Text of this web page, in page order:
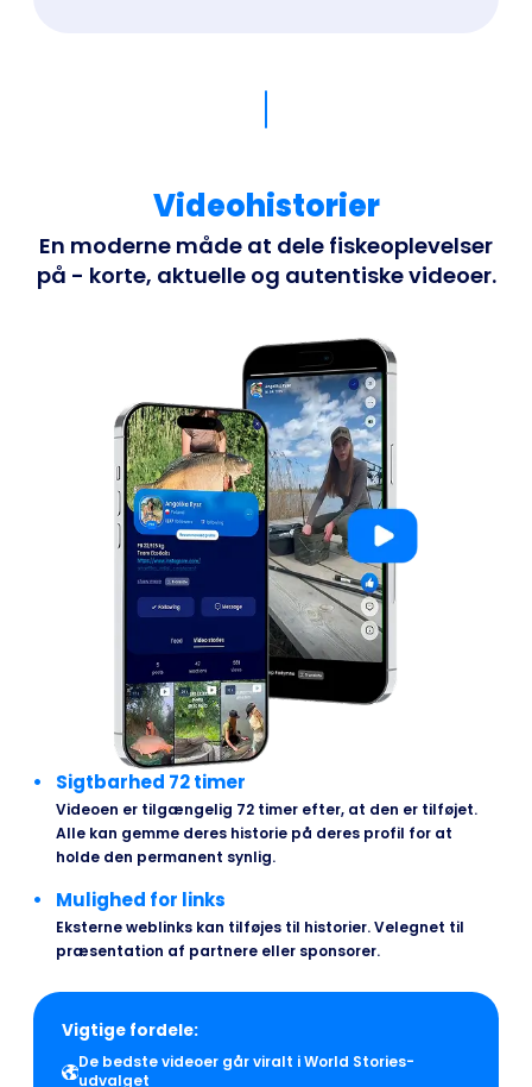
Videohistorier
En moderne måde at dele fiskeoplevelser
på - korte, aktuelle og autentiske videoer.
Sigtbarhed 72 timer
Videoen er tilgængelig 72 timer efter, at den er tilføjet.
Alle kan gemme deres historie på deres profil for at
holde den permanent synlig.
Mulighed for links
Eksterne weblinks kan tilføjes til historier. Velegnet til
præsentation af partnere eller sponsorer.
Vigtige fordele:
De bedste videoer går viralt i World Stories-
udvalget